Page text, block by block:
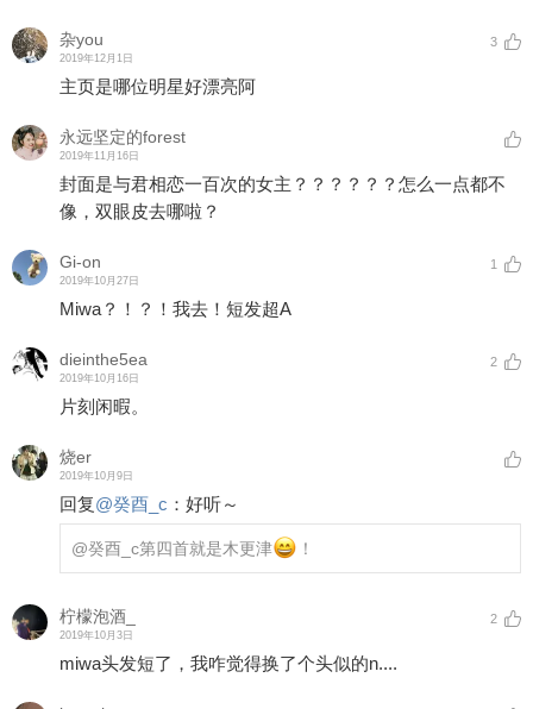
杂you
2019年12月1日
3
主页是哪位明星好漂亮阿
永远坚定的forest
2019年11月16日
封面是与君相恋一百次的女主？？？？？？怎么一点都不
像，双眼皮去哪啦？
Gi-on
2019年10月27日
1
Miwa？！？！我去！短发超A
dieinthe5ea
2019年10月16日
2
片刻闲暇。
烧er
2019年10月9日
回复@癸酉_c ： 好听～
@癸酉_c第四首就是木更津 ！
柠檬泡酒_
2019年10月3日
2
miwa头发短了，我咋觉得换了个头似的n....